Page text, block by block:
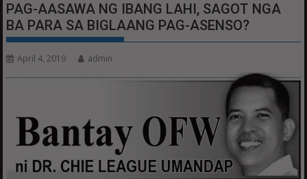
PAG-AASAWA NG IBANG LAHI, SAGOT NGA
BA PARA SA BIGLAANG PAG-ASENSO?
April 4, 2019 admin